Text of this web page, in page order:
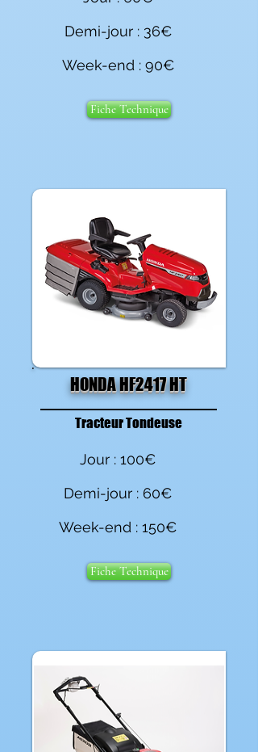
Demi-jour : 36€
Week-end : 90€
Fiche Technique
HONDA HF2417 HT
Tracteur Tondeuse
Jour : 100€
Demi-jour : 60€
Week-end : 150€
Fiche Technique